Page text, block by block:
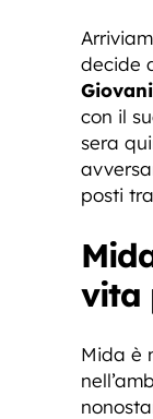
decide
Giovani
con il
sera
posti
vita
Mida è